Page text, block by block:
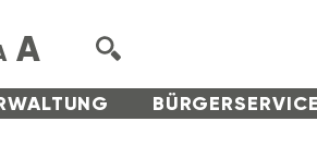
BÜRGER­SERVICE
A